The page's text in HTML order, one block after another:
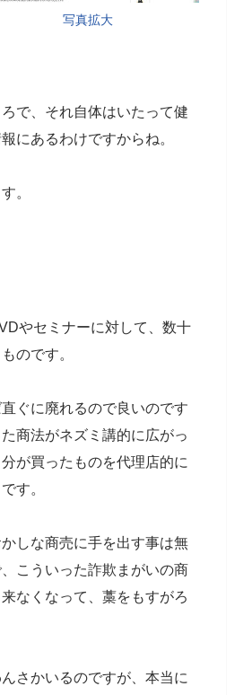
写真拡大
で、それ自体はいたって健
にあるわけですからね。
。
やセミナーに対して、数十
のです。
ぐに廃れるので良いのです
商法がネズミ講的に広がっ
が買ったものを代理店的に
す。
しな商売に手を出す事は無
こういった詐欺まがいの商
なくなって、藁をもすがろ
さかいるのですが、本当に